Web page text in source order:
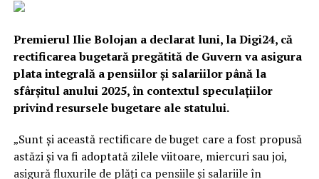
PremierulIlie Bolojana declarat luni, la Digi24, că
rectificarea bugetară pregătită de Guvern va asigura
plata integrală a pensiilor și salariilor până la
sfârșitul anului 2025, în contextul speculațiilor
privind resursele bugetare ale statului.
„Sunt și această rectificare de buget care a fost propusă
astăzi și va fi adoptată zilele viitoare, miercuri sau joi,
asigură fluxurile de plăți ca pensiile și salariile în